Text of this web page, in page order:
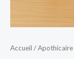
Accueil /Apothicaire